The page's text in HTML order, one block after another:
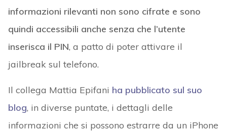
informazioni rilevanti non sono cifrate e sono
quindi accessibili anche senza che l’utente
inserisca il PIN, a patto di poter attivare il
jailbreak sul telefono.
Il collega Mattia Epifani ha pubblicato sul suo
blog, in diverse puntate, i dettagli delle
informazioni che si possono estrarre da un iPhone